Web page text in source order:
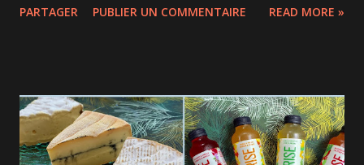
moins rêver... C'est avec grand plaisir qu'on a donc
parc Laurier pendant qu'on peut tranquillement pique-
niquer. Organisées par Cédric Gélinas-Séguin et Lucas
Boucher (à l'animation), ces soirées qui ont commencé au
PARTAGER PUBLIER UN COMMENTAIRE READ MORE »